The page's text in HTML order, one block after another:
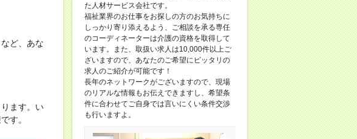
ど、あな
ます。い
す。
た人材サービス会社です。
福祉業界のお仕事をお探しの方のお気持ちに
しっかり寄り添えるよう、ご相談を承る専任
のコーディネーターは介護の資格を取得して
います。また、取扱い求人は10,000件以上ご
ざいますので、あなたのご希望にピッタリの
求人のご紹介が可能です！
長年のネットワークがございますので、現場
のリアルな情報もお伝えできますし、希望条
件に合わせてご自身では言いにくい条件交渉
も行いますよ。